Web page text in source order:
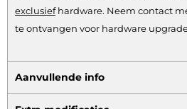
exclusiefhardware. Neem contact
te ontvangen voor hardware
Aanvullende info